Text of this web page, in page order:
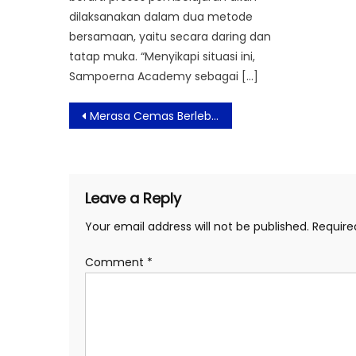
dilaksanakan dalam dua metode
bersamaan, yaitu secara daring dan
tatap muka. “Menyikapi situasi ini,
Sampoerna Academy sebagai […]
Post
navigation
Merasa Cemas Berlebihan, Lakukan Butterfly Hug
Leave a Reply
Your email address will not be published.
Comment *